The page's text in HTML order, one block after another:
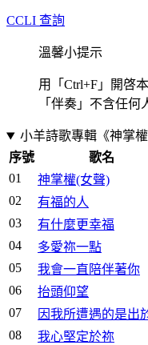
CCLI 查詢
溫馨小提示
用「Ctrl+F」開啓
「伴奏」不含任
小羊詩歌專輯《神掌權
序號
歌名
01
神掌權(女聲)
02
有福的人
03
有什麼更幸福
04
多愛祢一點
05
我會一直陪伴著你
06
抬頭仰望
07
因我所遭遇的是出
08
我心堅定於祢